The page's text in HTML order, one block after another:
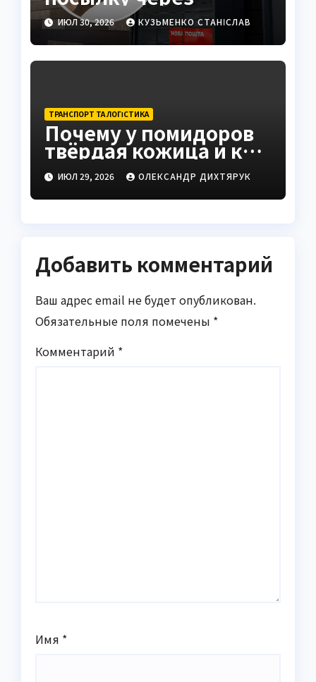
постамат: полная
инструкция 2026
ИЮЛ 30, 2026 КУЗЬМЕНКО СТАНІСЛАВ
ТРАНСПОРТ ТА ЛОГІСТИКА
Почему у помидоров
твёрдая кожица и как
это исправить
ИЮЛ 29, 2026 ОЛЕКСАНДР ДИХТЯРУК
Добавить комментарий
Ваш адрес email не будет опубликован.
Обязательные поля помечены *
Комментарий *
Имя *